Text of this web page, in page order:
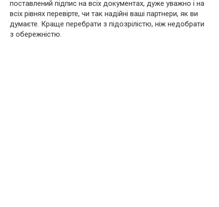
поставлений підпис на всіх документах, дуже уважно і на
всіх рівнях перевірте, чи так надійні ваші партнери, як ви
думаєте. Краще перебрати з підозрілістю, ніж недобрати
з обережністю.